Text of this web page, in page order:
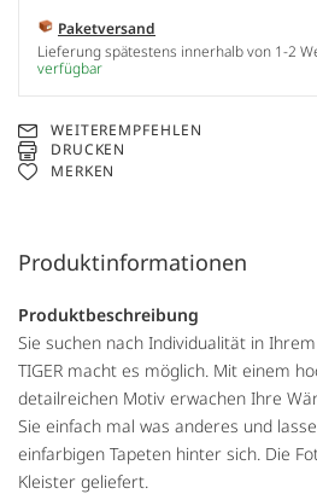
Paketversand
Lieferung spätestens innerhalb von 1-2
verfügbar
WEITEREMPFEHLEN
DRUCKEN
MERKEN
Produktinformationen
Produktbeschreibung
Sie suchen nach Individualität in
TIGER macht es möglich. Mit einem
detailreichen Motiv erwachen Ihre
Sie einfach mal was anderes und
einfarbigen Tapeten hinter sich. Die
Kleister geliefert.